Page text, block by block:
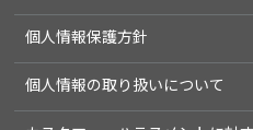
個人情報保護方針
個人情報の取り扱いについて